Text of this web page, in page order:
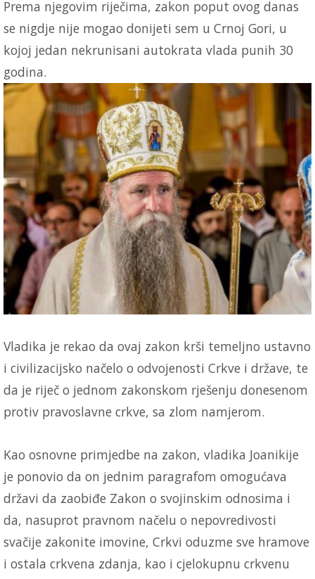
Prema njegovim riječima, zakon poput ovog danas
se nigdje nije mogao donijeti sem u Crnoj Gori, u
kojoj jedan nekrunisani autokrata vlada punih 30
godina.
Vladika je rekao da ovaj zakon krši temeljno ustavno
i civilizacijsko načelo o odvojenosti Crkve i države, te
da je riječ o jednom zakonskom rješenju donesenom
protiv pravoslavne crkve, sa zlom namjerom.
Kao osnovne primjedbe na zakon, vladika Joanikije
je ponovio da on jednim paragrafom omogućava
državi da zaobiđe Zakon o svojinskim odnosima i
da, nasuprot pravnom načelu o nepovredivosti
svačije zakonite imovine, Crkvi oduzme sve hramove
i ostala crkvena zdanja, kao i cjelokupnu crkvenu